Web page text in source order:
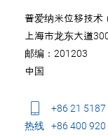
普爱纳米位移技术
上海市龙东大道
邮编：201203
中国
+86 21 5187
热线
+86 400 920